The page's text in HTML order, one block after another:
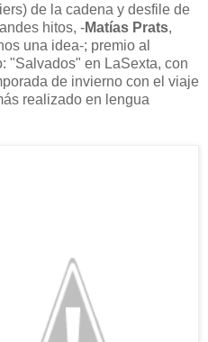
de la cadena y desfile de
hitos, -Matías Prats,
una idea-; premio al
"Salvados" en LaSexta, con
de invierno con el viaje
realizado en lengua